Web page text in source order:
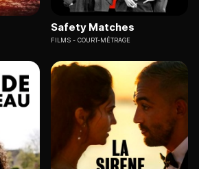
Safety Matches
FILMS COURT-MÉTRAGE